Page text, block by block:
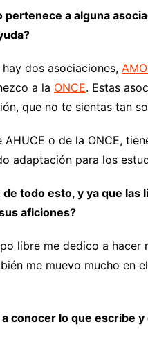
pertenece a alguna
hay dos asociaciones,
a la ONCE. Estas
que no te sientas tan
AHUCE o de la ONCE,
adaptación para los
de todo esto, y ya que
aficiones?
libre me dedico a
me muevo mucho en
a conocer lo que escribe